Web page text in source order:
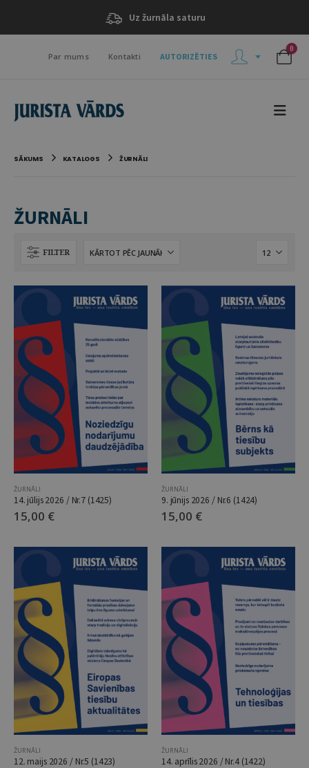
Uz žurnāla saturu
Par mums Kontakti AUTORIZĒTIES
0
SĀKUMS KATALOGS ŽURNĀLI
ŽURNĀLI
FILTER
ŽURNĀLI
14. jūlijs 2026 / Nr.7 (1425)
15,00 €
ŽURNĀLI
9. jūnijs 2026 / Nr.6 (1424)
15,00 €
ŽURNĀLI
12. maijs 2026 / Nr.5 (1423)
ŽURNĀLI
14. aprīlis 2026 / Nr.4 (1422)